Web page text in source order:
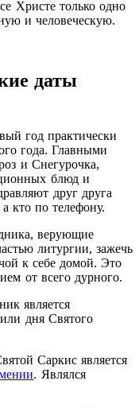
Христе только одно
и человеческую.
даты
год практически
года. Главными
и Снегурочка,
блюд и
друг друга
кто по телефону.
верующие
литургии, зажечь
к себе домой. Это
от всего дурного.
является
дня Святого
Саркис является
. Являлся